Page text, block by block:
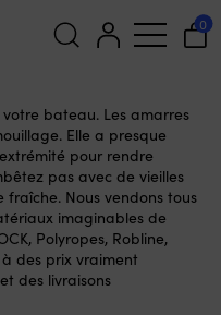
0
bateau. Les amarres
Elle a presque
pour rendre
pas avec de vieilles
Nous vendons tous
imaginables de
Polyropes, Robline,
des prix vraiment
des livraisons